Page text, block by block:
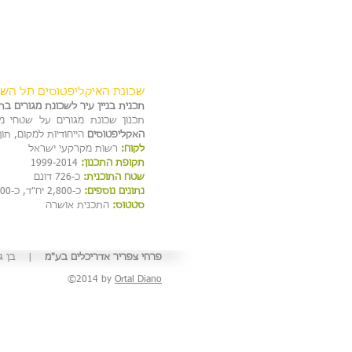
שכונת האיקליפטוסים תל
תכנית בניין עיר לשכונת מגורים
תכנון שכונת מגורים על
האקליפטוסים הייחודיות למקום,
לקוח: רשות מקרקעי ישראל
תקופת התכנון: 1999-2014
שטח התוכנית: כ-726 דונם
נתונים נוספים: כ-2,800 יח"ד, כ-14,000 מ"ר למסחר, כ-9,500 מ"ר לתעסוקה, כ-67 דונם למוסדות ציבור.
סטטוס: התכנית אושרה
פרחי צפריר אדריכלים בע"מ | בן גוריון 1, בני ברק | טלפון: 03-6142142 |
©2014 by Ortal Diano